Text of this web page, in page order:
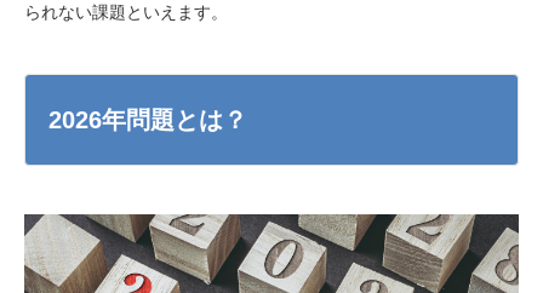
られない課題といえます。
2026年問題とは？